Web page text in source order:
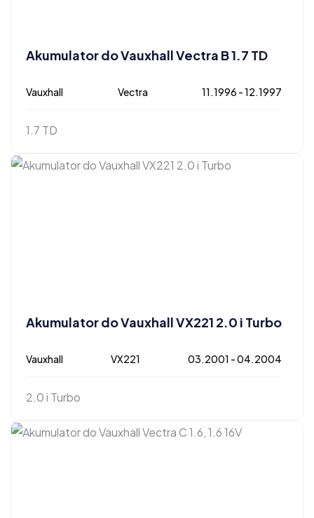
Akumulator do Vauxhall Vectra B 1.7 TD
Vauxhall Vectra 11.1996 - 12.1997
1.7 TD
Akumulator do Vauxhall VX221 2.0 i Turbo
Vauxhall VX221 03.2001 - 04.2004
2.0 i Turbo